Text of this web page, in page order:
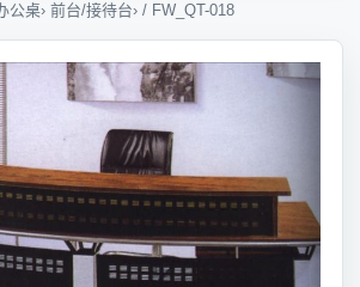
公桌› 前台/接待台› / FW_QT-018